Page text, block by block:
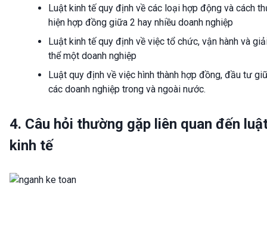
Luật kinh tế quy định về các loại hợp động và cách
hiện hợp đồng giữa 2 hay nhiều doanh nghiệp
Luật kinh tế quy định về việc tổ chức, vận hành và
thể một doanh nghiệp
Luật quy định về việc hình thành hợp đồng, đầu tư
các doanh nghiệp trong và ngoài nước.
4. Câu hỏi thường gặp liên quan đến
kinh tế